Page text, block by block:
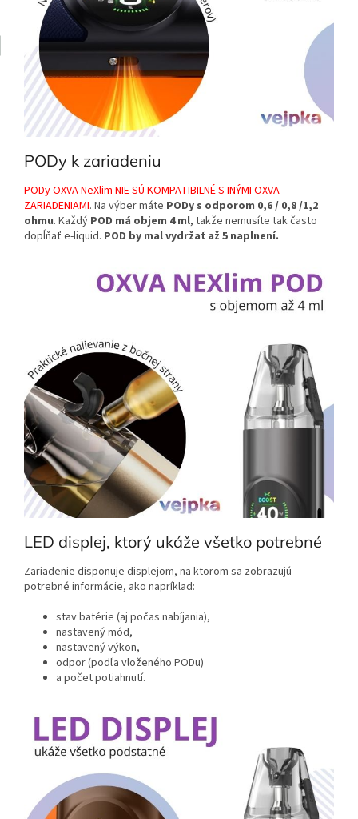
PODy k zariadeniu
PODy OXVA NeXlim NIE SÚ KOMPATIBILNÉ S INÝMI OXVA
ZARIADENIAMI. Na výber máte PODy s odporom 0,6 / 0,8 /1,2
ohmu. Každý POD má objem 4 ml, takže nemusíte tak často
dopĺňať e-liquid. POD by mal vydržať až 5 naplnení.
LED displej, ktorý ukáže všetko potrebné
Zariadenie disponuje displejom, na ktorom sa zobrazujú
potrebné informácie, ako napríklad:
stav batérie (aj počas nabíjania),
nastavený mód,
nastavený výkon,
odpor (podľa vloženého PODu)
a počet potiahnutí.